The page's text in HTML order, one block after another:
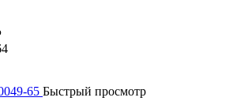
Быстрый просмотр